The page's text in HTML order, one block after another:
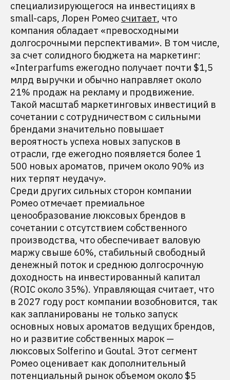
специализирующегося на инвестициях в
small-caps, Лорен Ромео считает, что
компания обладает «превосходными
долгосрочными перспективами». В том числе,
за счет солидного бюджета на маркетинг:
«Interparfums ежегодно получает почти $1,5
млрд выручки и обычно направляет около
21% продаж на рекламу и продвижение.
Такой масштаб маркетинговых инвестиций в
сочетании с сотрудничеством с сильными
брендами значительно повышает
вероятность успеха новых запусков в
отрасли, где ежегодно появляется более 1
500 новых ароматов, причем около 90% из
них терпят неудачу».
Среди других сильных сторон компании
Ромео отмечает премиальное
ценообразование люксовых брендов в
сочетании с отсутствием собственного
производства, что обеспечивает валовую
маржу свыше 60%, стабильный свободный
денежный поток и среднюю долгосрочную
доходность на инвестированный капитал
(ROIC около 35%). Управляющая считает, что
в 2027 году рост компании возобновится, так
как запланированы не только запуск
основных новых ароматов ведущих брендов,
но и развитие собственных марок —
люксовых Solferino и Goutal. Этот сегмент
Ромео оценивает как дополнительный
потенциальный рынок объемом около $5